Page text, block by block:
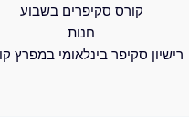
קורס סקיפרים בשבוע
חנות
רישיון סקיפר בינלאומי במפרץ